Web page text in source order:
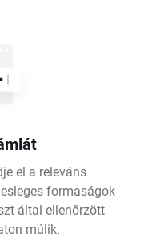
el a releváns
formaságok
által ellenőrzött
múlik.